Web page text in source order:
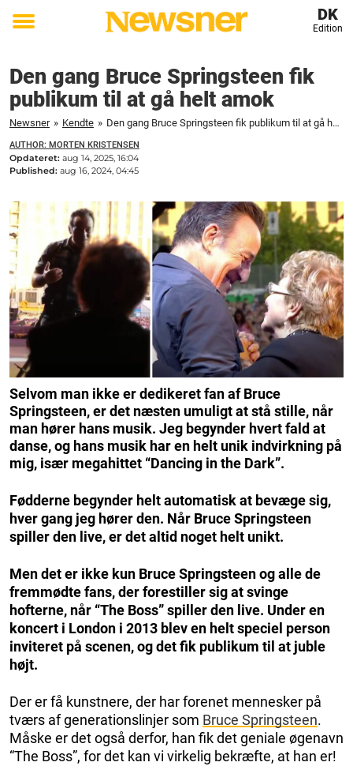
Toggle
DK
Edition
Den gang Bruce Springsteen fik
publikum til at gå helt amok
Newsner » Kendte » Den gang Bruce Springsteen fik publikum til at gå helt amok
AUTHOR: MORTEN KRISTENSEN
Opdateret: aug 14, 2025, 16:04
Published: aug 16, 2024, 04:45
Selvom man ikke er dedikeret fan af Bruce
Springsteen, er det næsten umuligt at stå stille, når
man hører hans musik. Jeg begynder hvert fald at
danse, og hans musik har en helt unik indvirkning på
mig, især megahittet “Dancing in the Dark”.
Fødderne begynder helt automatisk at bevæge sig,
hver gang jeg hører den. Når Bruce Springsteen
spiller den live, er det altid noget helt unikt.
Men det er ikke kun Bruce Springsteen og alle de
fremmødte fans, der forestiller sig at svinge
hofterne, når “The Boss” spiller den live. Under en
koncert i London i 2013 blev en helt speciel person
inviteret på scenen, og det fik publikum til at juble
højt.
Der er få kunstnere, der har forenet mennesker på
tværs af generationslinjer som Bruce Springsteen.
Måske er det også derfor, han fik det geniale øgenavn
“The Boss”, for det kan vi virkelig bekræfte, at han er!